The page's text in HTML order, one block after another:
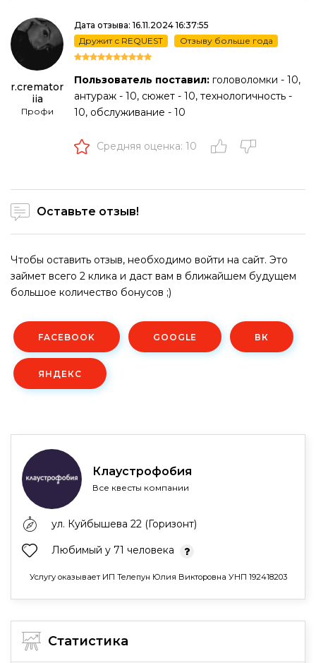
r.cremator
iia
Профи
Дата отзыва: 16.11.2024 16:37:55
Дружит с REQUEST
Отзыву больше года
Пользователь поставил: головоломки - 10,
антураж - 10, сюжет - 10, технологичность -
10, обслуживание - 10
Средняя оценка: 10
Оставьте отзыв!
Чтобы оставить отзыв, необходимо войти на сайт. Это
займет всего 2 клика и даст вам в ближайшем будущем
большое количество бонусов ;)
FACEBOOK GOOGLE ВК
ЯНДЕКС
Клаустрофобия
Все квесты компании
ул. Куйбышева 22 (Горизонт)
Любимый у 71 человека
Услугу оказывает ИП Телепун Юлия Викторовна УНП 192418203
Статистика